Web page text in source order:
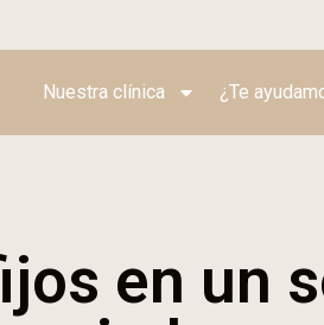
Nuestra clínica ¿Te
en un